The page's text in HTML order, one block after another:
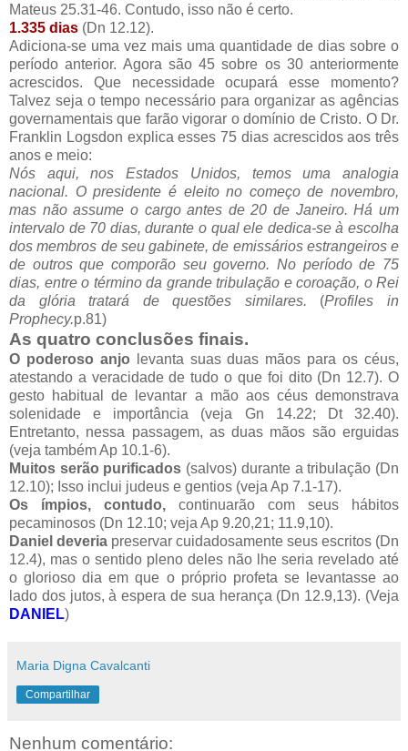
Mateus 25.31-46. Contudo, isso não é certo.
1.335 dias (Dn 12.12).
Adiciona-se uma vez mais uma quantidade de dias sobre o
período anterior. Agora são 45 sobre os 30 anteriormente
acrescidos. Que necessidade ocupará esse momento?
Talvez seja o tempo necessário para organizar as agências
governamentais que farão vigorar o domínio de Cristo. O Dr.
Franklin Logsdon explica esses 75 dias acrescidos aos três
anos e meio:
Nós aqui, nos Estados Unidos, temos uma analogia
nacional. O presidente é eleito no começo de novembro,
mas não assume o cargo antes de 20 de Janeiro. Há um
intervalo de 70 dias, durante o qual ele dedica-se à escolha
dos membros de seu gabinete, de emissários estrangeiros e
de outros que comporão seu governo. No período de 75
dias, entre o término da grande tribulação e coroação, o Rei
da glória tratará de questões similares. (Profiles in
Prophecy.p.81)
As quatro conclusões finais.
O poderoso anjo levanta suas duas mãos para os céus,
atestando a veracidade de tudo o que foi dito (Dn 12.7). O
gesto habitual de levantar a mão aos céus demonstrava
solenidade e importância (veja Gn 14.22; Dt 32.40).
Entretanto, nessa passagem, as duas mãos são erguidas
(veja também Ap 10.1-6).
Muitos serão purificados (salvos) durante a tribulação (Dn
12.10); Isso inclui judeus e gentios (veja Ap 7.1-17).
Os ímpios, contudo, continuarão com seus hábitos
pecaminosos (Dn 12.10; veja Ap 9.20,21; 11.9,10).
Daniel deveria preservar cuidadosamente seus escritos (Dn
12.4), mas o sentido pleno deles não lhe seria revelado até
o glorioso dia em que o próprio profeta se levantasse ao
lado dos jutos, à espera de sua herança (Dn 12.9,13). (Veja
DANIEL)
Maria Digna Cavalcanti
Compartilhar
Nenhum comentário: